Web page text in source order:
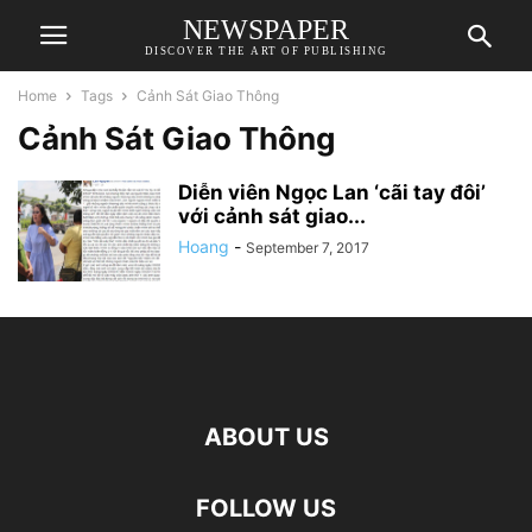
NEWSPAPER
DISCOVER THE ART OF PUBLISHING
Home Tags Cảnh Sát Giao Thông
Cảnh Sát Giao Thông
Diễn viên Ngọc Lan ‘cãi tay đôi’
với cảnh sát giao...
Hoang - September 7, 2017
ABOUT US
FOLLOW US